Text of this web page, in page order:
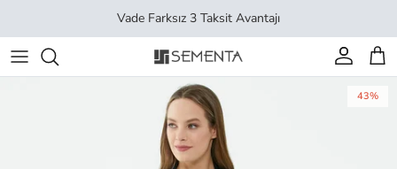
Vade Farksız 3 Taksit Avantajı
Hesap
43%